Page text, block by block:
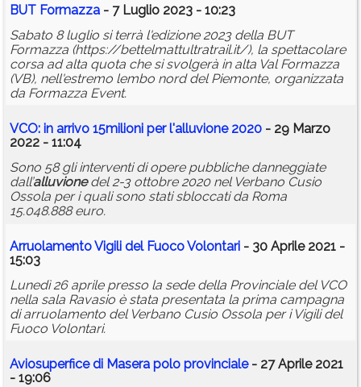
BUT Formazza - 7 Luglio 2023 - 10:23
Sabato 8 luglio si terrà l'edizione 2023 della BUT
Formazza (https://bettelmattultratrail.it/), la spettacolare
corsa ad alta quota che si svolgerà in alta Val Formazza
(VB), nell'estremo lembo nord del Piemonte, organizzata
da Formazza Event.
VCO: in arrivo 15milioni per l'alluvione2020 - 29 Marzo
2022 - 11:04
Sono 58 gli interventi di opere pubbliche danneggiate
dall’alluvionedel 2-3 ottobre 2020 nel Verbano Cusio
Ossola per i quali sono stati sbloccati da Roma
15.048.888 euro.
Arruolamento Vigili del Fuoco Volontari - 30 Aprile 2021 -
15:03
Lunedì 26 aprile presso la sede della Provinciale del VCO
nella sala Ravasio è stata presentata la prima campagna
di arruolamento del Verbano Cusio Ossola per i Vigili del
Fuoco Volontari.
Aviosuperfice di Masera polo provinciale- 27 Aprile 2021
- 19:06